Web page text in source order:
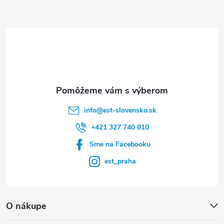
O nákupe
info@est-slovensko.sk
+421 327 740 810
Sme na Facebooku
est_praha